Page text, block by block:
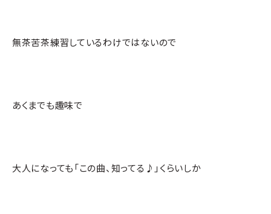
無茶苦茶練習しているわけではないので
あくまでも趣味で
大人になっても「この曲、知ってる♪」くらいしか